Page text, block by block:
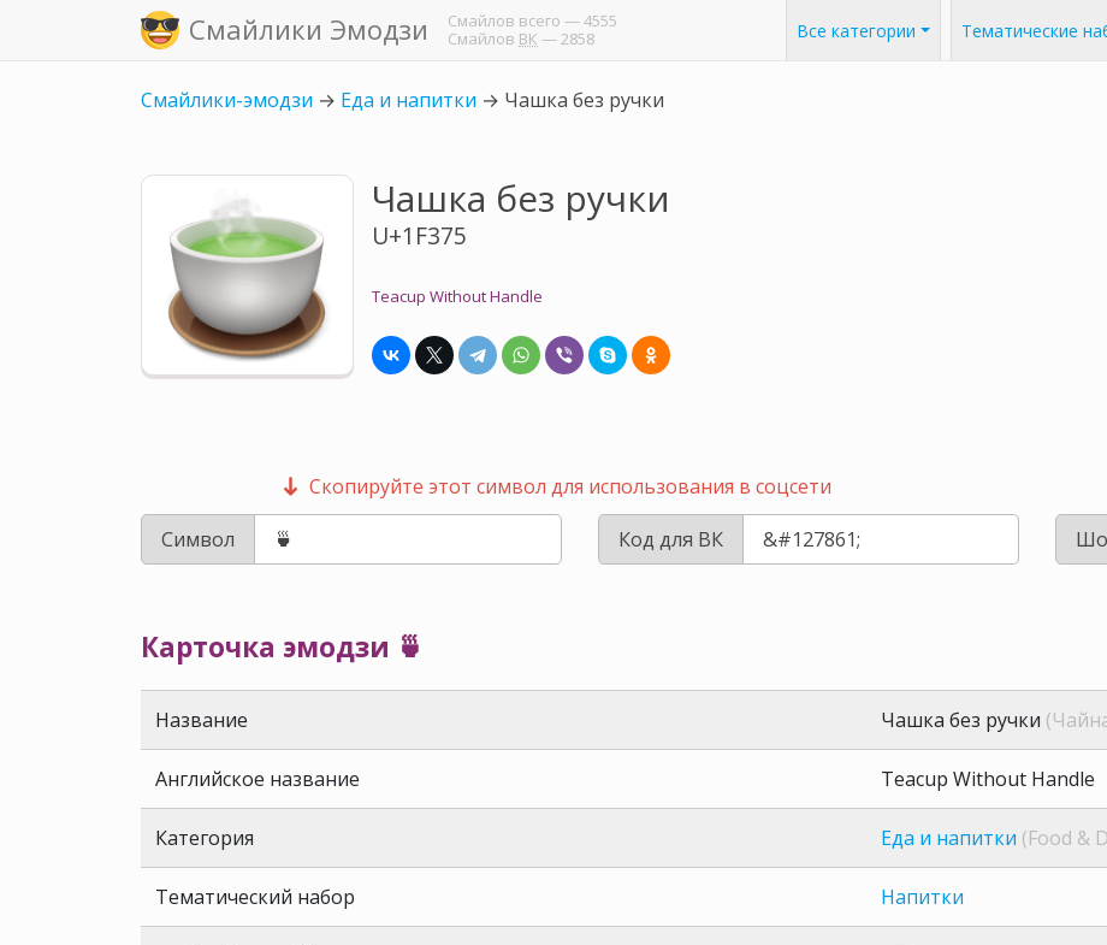
Смайлики Эмодзи Смайлов всего — 4555
Смайлов ВК — 2858 Все категории Тематические
Смайлики-эмодзи → Еда и напитки → Чашка без ручки
Чашка без ручки
U+1F375
Teacup Without Handle
Скопируйте этот символ для использования в соцсети
Символ
Код для ВК
Карточка эмодзи 🍵
Название Чашка без ручки
Английское название Teacup Without Handle
Категория Еда и напитки (Food &
Тематический набор Напитки